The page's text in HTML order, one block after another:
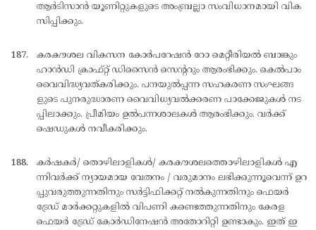
ആര്‍ടിസാന്‍ യൂണിറ്റുകളുടെ അംബ്രല്ലാ സംവിധാനമായി വിക
സിപ്പിക്കും.
കരകൗശല വികസന കോര്‍പറേഷന്‍ റോ മെറ്റീരിയല്‍ ബാങ്കും
ഹാന്‍ഡി ക്രാഫ്റ്റ് ഡിസൈന്‍ സെന്ററും ആരംഭിക്കും. കെല്‍പാം
വൈവിദ്ധ്യവത്കരിക്കും. പനയുല്‍പ്പന്ന സഹകരണ സംഘങ്ങ
ളുടെ പുനരുദ്ധാരണ വൈവിധ്യവല്‍ക്കരണ പാക്കേജുകള്‍ നട
പ്പിലാക്കും. പ്രീമിയം ഉല്‍പന്നശാലകള്‍ ആരംഭിക്കും. വര്‍ക്ക്
ഷെഡുകള്‍ നവീകരിക്കും.
കര്‍ഷകര്‍/ തൊഴിലാളികള്‍/ കരകൗശലത്തൊഴിലാളികള്‍ എ
ന്നിവര്‍ക്ക് ന്യായമായ വേതനം / വരുമാനം ലഭിക്കുന്നൂവെന്ന് ഉറ
പ്പുവരുത്തുന്നതിനും സര്‍ട്ടിഫിക്കറ്റ് നല്‍കുന്നതിനും ഫെയര്‍
ട്രേഡ് മാര്‍ക്കറ്റുകളില്‍ വിപണി കണ്ടെത്തുന്നതിനും കേരള
ഫെയര്‍ ട്രേഡ് കോര്‍ഡിനേഷന്‍ അതോറിറ്റി ഉണ്ടാകും. ഇത് ഇ